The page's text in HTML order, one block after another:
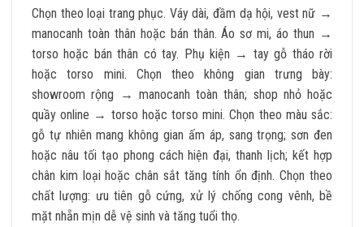
Chọn theo loại trang phục. Váy dài, đầm dạ hội, vest nữ →
manocanh toàn thân hoặc bán thân. Áo sơ mi, áo thun →
torso hoặc bán thân có tay. Phụ kiện → tay gỗ tháo rời
hoặc torso mini. Chọn theo không gian trưng bày:
showroom rộng → manocanh toàn thân; shop nhỏ hoặc
quầy online → torso hoặc torso mini. Chọn theo màu sắc:
gỗ tự nhiên mang không gian ấm áp, sang trọng; sơn đen
hoặc nâu tối tạo phong cách hiện đại, thanh lịch; kết hợp
chân kim loại hoặc chân sắt tăng tính ổn định. Chọn theo
chất lượng: ưu tiên gỗ cứng, xử lý chống cong vênh, bề
mặt nhẵn mịn dễ vệ sinh và tăng tuổi thọ.